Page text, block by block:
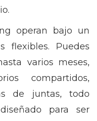
operan bajo un
flexibles. Puedes
varios meses,
compartidos,
de juntas, todo
para ser